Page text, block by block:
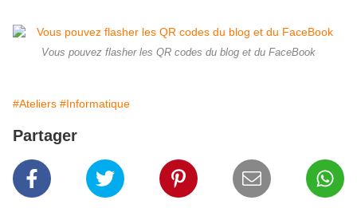
Vous pouvez flasher les QR codes du blog et du FaceBook
#Ateliers #Informatique
Partager